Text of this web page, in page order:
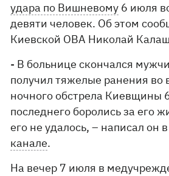
удара по Вишневому 6 июля
девяти человек. Об этом
Киевской ОВА Николай
- В больнице скончался
получил тяжелые ранения во
ночного обстрела Киевщины
последнего боролись за его
его не удалось, – написал он
канале.
На вечер 7 июля в